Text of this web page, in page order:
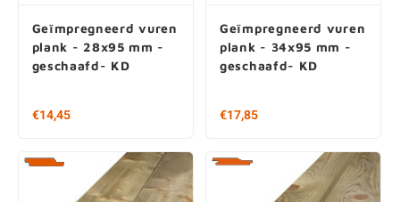
Geïmpregneerd vuren
plank - 28x95 mm -
geschaafd- KD
€14,45
Geïmpregneerd vuren
plank - 34x95 mm -
geschaafd- KD
€17,85